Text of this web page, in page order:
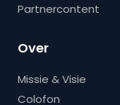
Partnercontent
Over
Missie & Visie
Colofon